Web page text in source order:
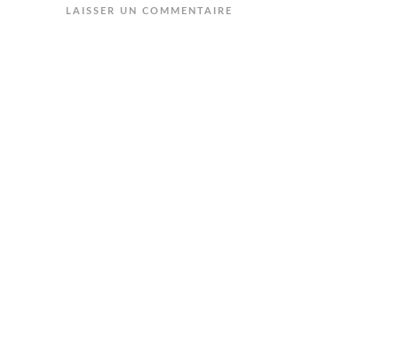
LAISSER UN COMMENTAIRE